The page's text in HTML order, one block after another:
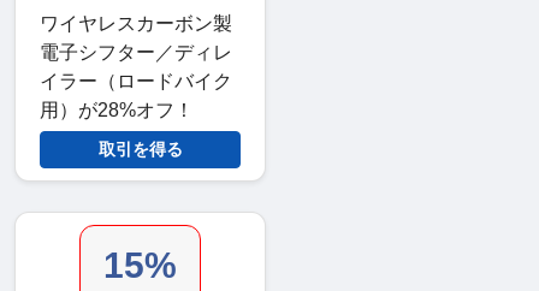
ワイヤレスカーボン製
電子シフター／ディレ
イラー（ロードバイク
用）が28%オフ！
取引を得る
15%